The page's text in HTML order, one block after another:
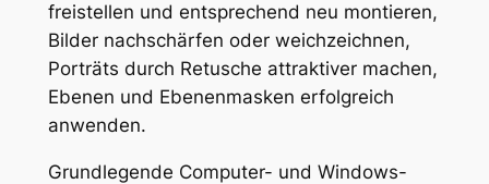
freistellen und entsprechend neu montieren,
Bilder nachschärfen oder weichzeichnen,
Porträts durch Retusche attraktiver machen,
Ebenen und Ebenenmasken erfolgreich
anwenden.
Grundlegende Computer- und Windows-